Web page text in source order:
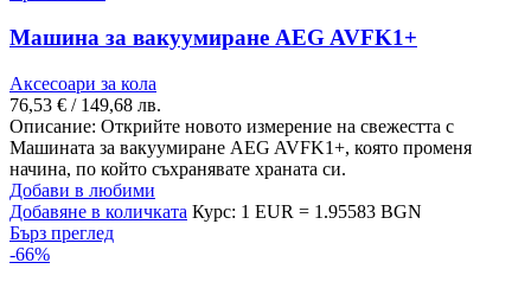
Машина за вакуумиране AEG AVFK1+
Аксесоари за кола
76,53 € / 149,68 лв.
Описание: Открийте новото измерение на свежестта с
Машината за вакуумиране AEG AVFK1+, която променя
начина, по който съхранявате храната си.
Добави в любими
Добавяне в количката Курс: 1 EUR = 1.95583 BGN
Бърз преглед
-66%